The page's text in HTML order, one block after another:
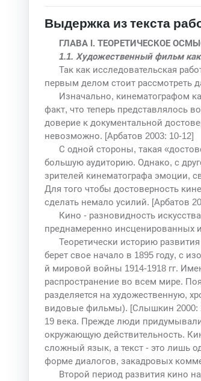
Выдержка из текста
ГЛАВА I. ТЕОРЕТИЧЕСКОЕ
1.1. Художественный фильм как
Так как исследовательская
первым делом стоит рассмотреть
Изначально, кинематографом
факт, что теперь представлялось
доверие к документальной
невозможно. [Арбатов 2003: 10-12]
С одной стороны, такая
большую аудиторию. Однако, с
зрителей кинематографа эмоции,
Для того чтобы достоверность
сделать немало усилий. [Арбатов
Кино - разновидность
преднамеренно инсценированных
Теоретически историю
берет свое начало в 1895 году, с
й мировой войны 1914-1918 гг.
распространение во всем мире.
разделяется на художественную,
видовые фильмы). [Слышкин 2000:
19 века. Прежде люди
окружающую действительность.
сложный язык, а текст - это лишь
форме диалогов, закадровых
Второй период развития кино